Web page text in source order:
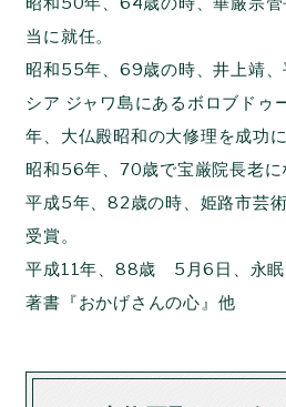
当に就任。
昭和55年、69歳の時、井上靖、
シア ジャワ島にあるボロブドゥ
年、大仏殿昭和の大修理を成功に
昭和56年、70歳で宝厳院長老に
平成5年、82歳の時、姫路市芸
受賞。
平成11年、88歳 5月6日、永眠
著書『おかげさんの心』他